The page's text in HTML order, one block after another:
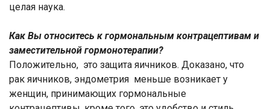
целая наука.
Как Вы относитесь к гормональным контрацептивам и
заместительной гормонотерапии?
Положительно, это защита яичников. Доказано, что
рак яичников, эндометрия меньше возникает у
женщин, принимающих гормональные